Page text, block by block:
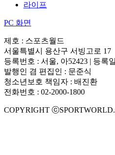
라이프
PC 화면
제호 : 스포츠월드
서울특별시 용산구 서빙고로 17
등록번호 : 서울, 아52423 | 등록
발행인 겸 편집인 : 문준식
청소년보호 책임자 : 배진환
전화번호 : 02-2000-1800
COPYRIGHT